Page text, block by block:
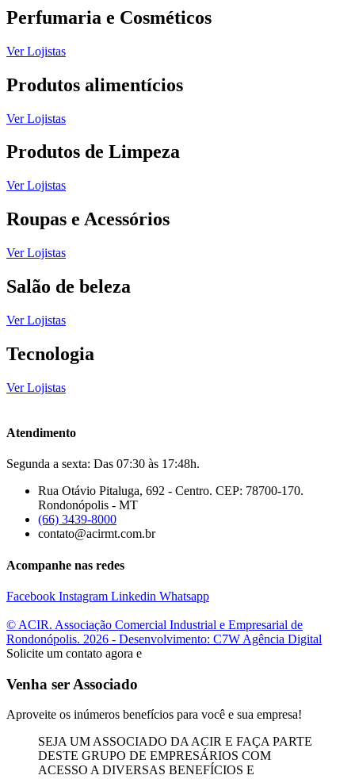
Perfumaria e Cosméticos
Ver Lojistas
Produtos alimentícios
Ver Lojistas
Produtos de Limpeza
Ver Lojistas
Roupas e Acessórios
Ver Lojistas
Salão de beleza
Ver Lojistas
Tecnologia
Ver Lojistas
Atendimento
Segunda a sexta: Das 07:30 às 17:48h.
Rua Otávio Pitaluga, 692 - Centro. CEP: 78700-170.
Rondonópolis - MT
(66) 3439-8000
contato@acirmt.com.br
Acompanhe nas redes
Facebook Instagram Linkedin Whatsapp
© ACIR. Associação Comercial Industrial e Empresarial de
Rondonópolis. 2026 - Desenvolvimento: C7W Agência Digital
Solicite um contato agora e
Venha ser Associado
Aproveite os inúmeros benefícios para você e sua empresa!
SEJA UM ASSOCIADO DA ACIR E FAÇA PARTE
DESTE GRUPO DE EMPRESÁRIOS COM
ACESSO A DIVERSAS BENEFÍCIOS E